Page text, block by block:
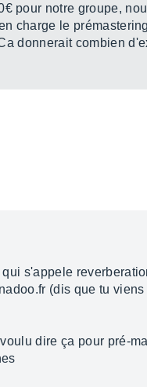
pour notre groupe,
charge le
donnerait combien
s'appele
(dis que tu
dire ça pour pré-